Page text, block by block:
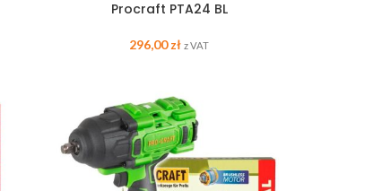
Procraft PTA24 BL
296,00zł z VAT